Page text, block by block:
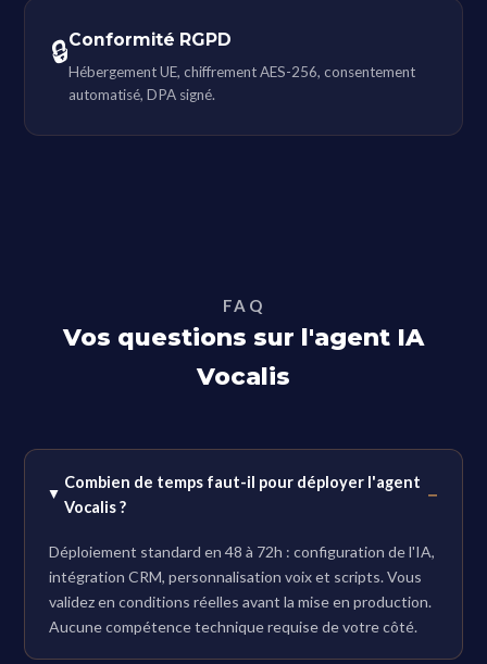
🔒Conformité RGPD
Hébergement UE, chiffrement AES-256, consentement
automatisé, DPA signé.
FAQ
Vos questions sur l'agent IA
Vocalis
Combien de temps faut-il pour déployer l'agent
Vocalis ?
Déploiement standard en 48 à 72h : configuration de l'IA,
intégration CRM, personnalisation voix et scripts. Vous
validez en conditions réelles avant la mise en production.
Aucune compétence technique requise de votre côté.